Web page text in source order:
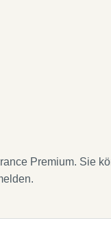
Premium. Sie